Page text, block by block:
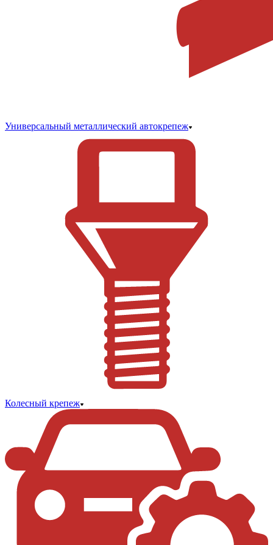
Универсальный металлический автокрепеж
Колесный крепеж